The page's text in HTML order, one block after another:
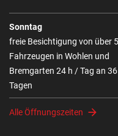
Sonntag
freie Besichtigung von über
Fahrzeugen in Wohlen und
Bremgarten 24 h / Tag an
Tagen
Alle Öffnungszeiten